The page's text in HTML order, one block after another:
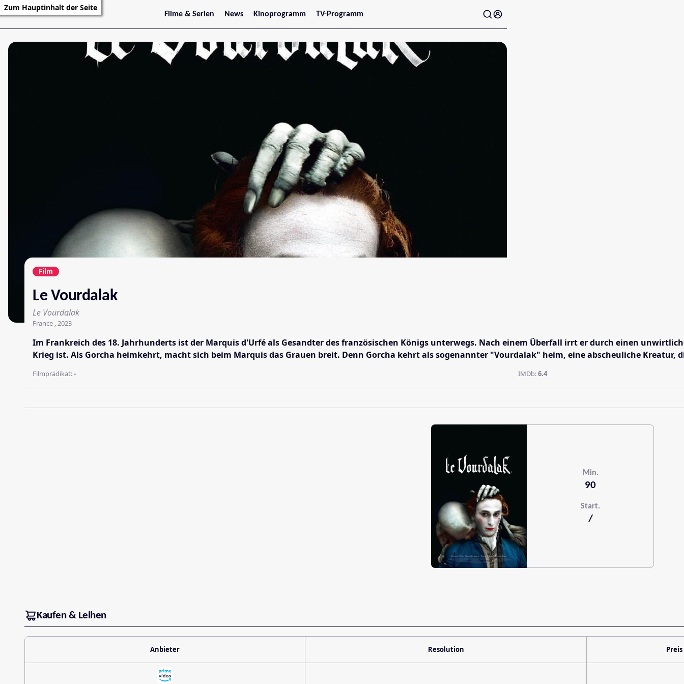
Zum Hauptinhalt der Seite
Filme & Serien
Trailer
Filmarchiv
Serienarchiv
News
Stars
Kinoprogramm
Jetzt im Kino
Wien
Niederösterreich
Vorarlberg
TV-Programm
Film
Le Vourdalak
Le Vourdalak
France , 2023
Im Frankreich des 18. Jahrhunderts ist der Marquis d'Urfé als Gesandter des französischen Königs unterwegs. Nach einem Überfall irrt er durch einen
Krieg ist. Als Gorcha heimkehrt, macht sich beim Marquis das Grauen breit. Denn Gorcha kehrt als sogenannter "Vourdalak" heim, eine abscheuliche
Filmprädikat:- IMDb:6.4
Min.
90
Start.
/
Kaufen & Leihen
Anbieter Resolution Preis